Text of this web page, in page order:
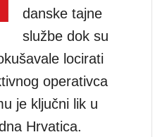
danske tajne
službe dok su
locirati
operativca
je ključni lik u
Hrvatica.